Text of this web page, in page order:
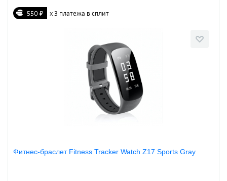
550 ₽ х 3 платежа в сплит
Фитнес-браслет Fitness Tracker Watch Z17 Sports Gray